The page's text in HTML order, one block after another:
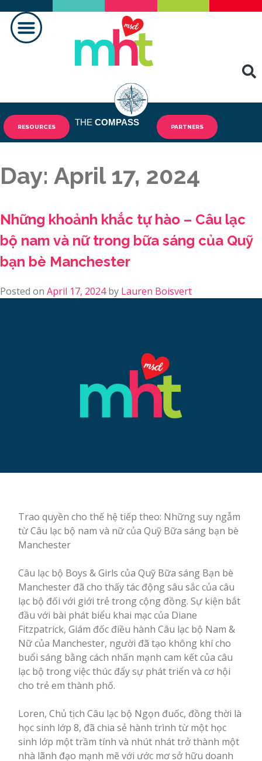
RESOURCES THE COMPASS PARTNERS
Day: April 17, 2024
Những khoảnh khắc tự hào – Câu lạc
bộ nam và nữ trong bữa sáng của Quỹ
bạn bè Manchester
Posted on April 17, 2024by Lauren Boisvert
Trao quyền cho thế hệ tiếp theo: Những suy ngẫm
từ Câu lạc bộ nam và nữ của Quỹ Bữa sáng bạn bè
Manchester
Câu lạc bộ Boys & Girls của Quỹ Bữa sáng Bạn bè
Manchester đã cho thấy tác động sâu sắc của câu
lạc bộ đối với giới trẻ trong cộng đồng. Sự kiện bắt
đầu với bài phát biểu khai mạc của Diane
Fitzpatrick, Giám đốc điều hành Câu lạc bộ Nam &
Nữ của Manchester, người đã tạo không khí cho
buổi sáng bằng cách nhấn mạnh cam kết của câu
lạc bộ trong việc thúc đẩy sự phát triển và cơ hội
cho trẻ em thành phố.
Loren, Chủ tịch Câu lạc bộ Ngọn đuốc, đồng thời là
học sinh lớp 8, đã chia sẻ hành trình từ một học
sinh lớp một trầm tính và nhút nhát trở thành một
nhà lãnh đạo mạnh mẽ với ước mơ sở hữu doanh